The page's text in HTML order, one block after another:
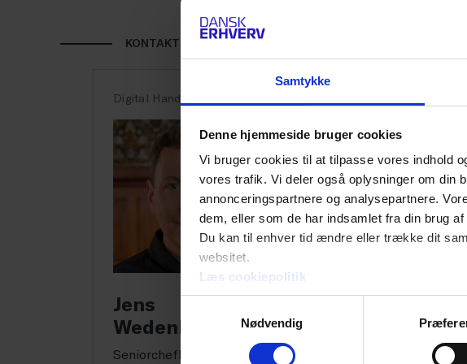
Samtykke
Denne hjemmeside bruger cookies
Vi bruger cookies til at tilpasse vores indhold
vores trafik. Vi deler også oplysninger om din
annonceringspartnere og analysepartnere.
dem, eller som de har indsamlet fra din brug af
Du kan til enhver tid ændre eller trække dit
websitet.
Læs cookiepolitik
Nødvendig
KONTAKT
Digital Handel
Jens
Wedenborg
Seniorchefkonsulent
ONLINE SVINDEL – EN
Online svindel er
kundedialog i
og phishing til
virksomheder
For virksomheder
tab af kundernes
viden om de nyeste
Her på siden